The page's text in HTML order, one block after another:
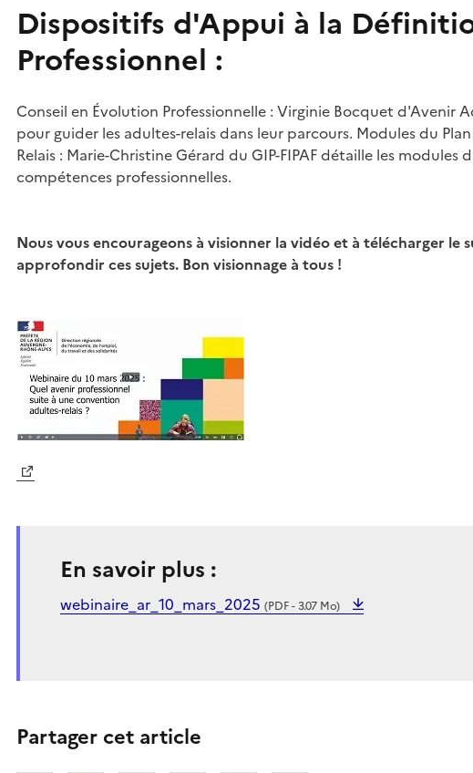
Dispositifs d'Appui à la
Professionnel :
Conseil en Évolution Professionnelle : Virginie Bocquet d'Avenir
pour guider les adultes-relais dans leur parcours. Modules du
Relais : Marie-Christine Gérard du GIP-FIPAF détaille les
compétences professionnelles.
Nous vous encourageons à visionner la vidéo et à télécharger
approfondir ces sujets. Bon visionnage à tous !
En savoir plus :
webinaire_ar_10_mars_2025 (PDF - 3.07 Mo)
Partager cet article